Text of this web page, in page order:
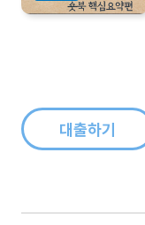
대출하기